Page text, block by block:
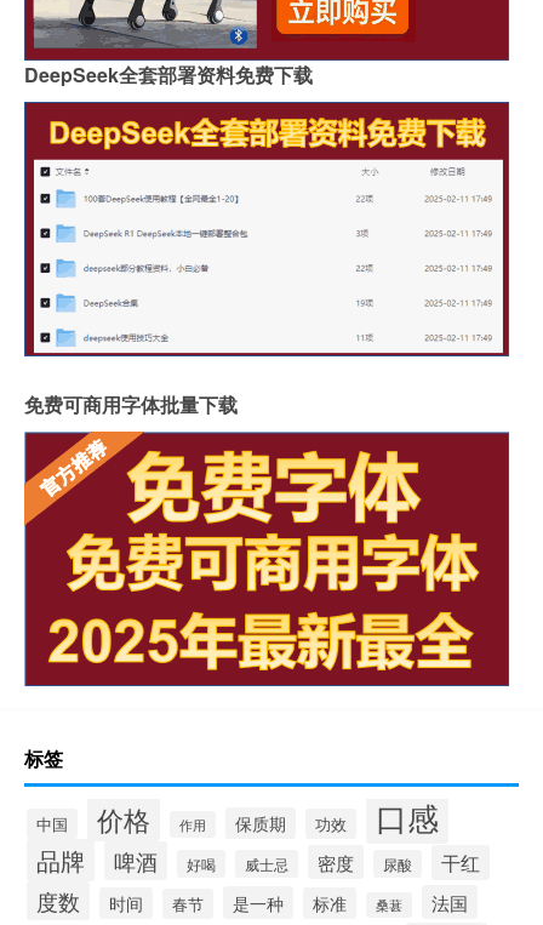
DeepSeek全套部署资料免费下载
免费可商用字体批量下载
标签
中国 价格 作用 保质期 功效 口感
品牌 啤酒 好喝 威士忌 密度 尿酸 干红
度数 时间 春节 是一种 标准 桑葚 法国